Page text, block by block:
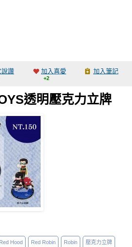
說讚 加入喜愛
+2
加入筆記
透明壓克力立牌
Red Hood Red Robin Robin 壓克力立牌